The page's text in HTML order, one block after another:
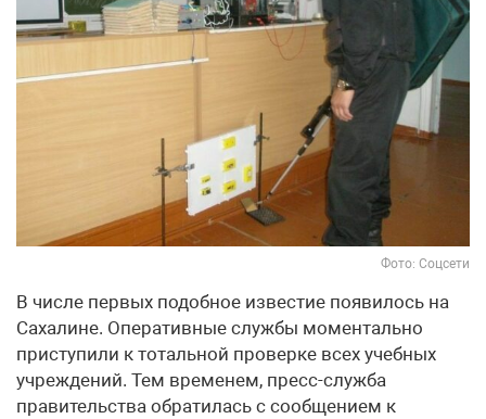
Фото: Соцсети
В числе первых подобное известие появилось на
Сахалине. Оперативные службы моментально
приступили к тотальной проверке всех учебных
учреждений. Тем временем, пресс-служба
правительства обратилась с сообщением к